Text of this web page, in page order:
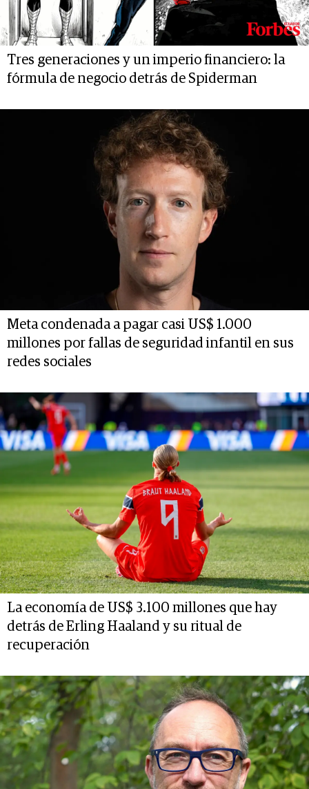
Tres generaciones y un imperio financiero: la
fórmula de negocio detrás de Spiderman
Meta condenada a pagar casi US$ 1.000
millones por fallas de seguridad infantil en sus
redes sociales
La economía de US$ 3.100 millones que hay
detrás de Erling Haaland y su ritual de
recuperación